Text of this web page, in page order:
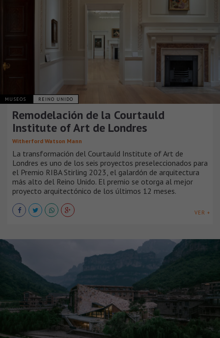
MUSEOS REINO UNIDO
Remodelación de la Courtauld
Institute of Art de Londres
Witherford Watson Mann
La transformación del Courtauld Institute of Art de
Londres es uno de los seis proyectos preseleccionados para
el Premio RIBA Stirling 2023, el galardón de arquitectura
más alto del Reino Unido. El premio se otorga al mejor
proyecto arquitectónico de los últimos 12 meses.
VER +